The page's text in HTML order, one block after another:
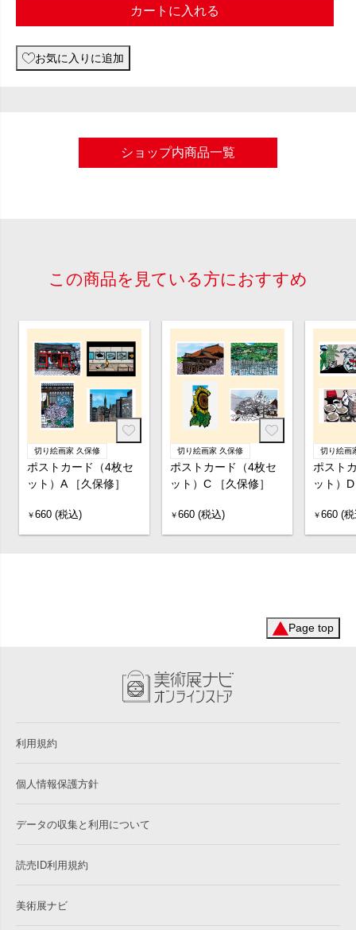
カートに入れる
お気に入りに追加
ショップ内商品一覧
この商品を見ている方におすすめ
切り絵画家 久保修
ポストカード（4枚セ
ット）A ［久保修］
￥660 (税込)
切り絵画家 久保修
ポストカード（4枚セ
ット）C ［久保修］
￥660 (税込)
切り絵画
ポスト
ット）
￥660 (
Page top
利用規約
個人情報保護方針
データの収集と利用について
読売ID利用規約
美術展ナビ